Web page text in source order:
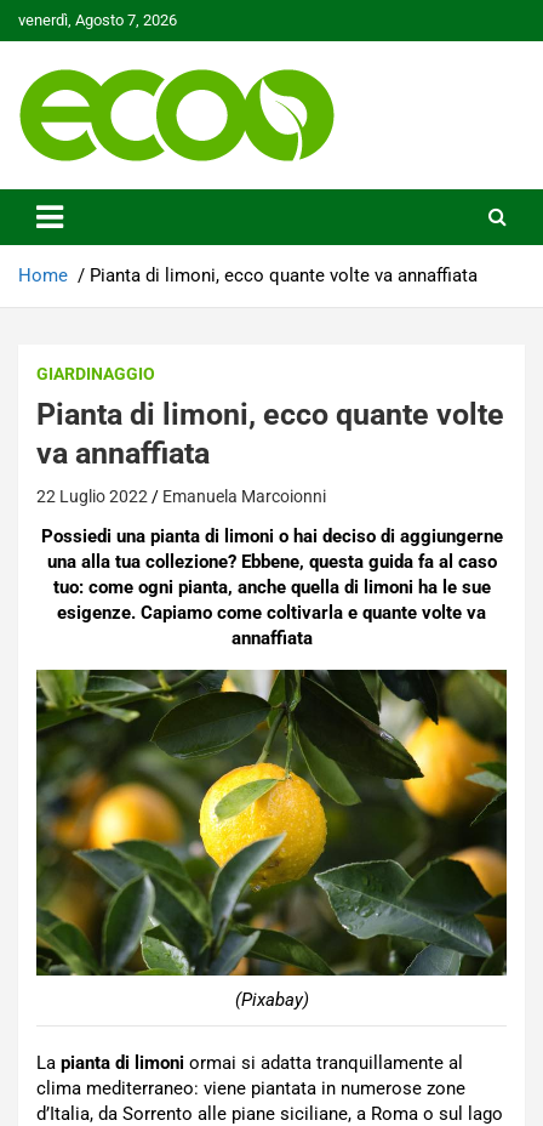
to
venerdì, Agosto 7, 2026
Ecoo.it
Home Pianta di limoni, ecco quante volte va annaffiata
GIARDINAGGIO
Pianta di limoni, ecco quante volte
va annaffiata
22 Luglio 2022 Emanuela Marcoionni
Possiedi una pianta di limoni o hai deciso di aggiungerne
una alla tua collezione? Ebbene, questa guida fa al caso
tuo: come ogni pianta, anche quella di limoni ha le sue
esigenze. Capiamo come coltivarla e quante volte va
annaffiata
(Pixabay)
La pianta di limoni ormai si adatta tranquillamente al
clima mediterraneo: viene piantata in numerose zone
d’Italia, da Sorrento alle piane siciliane, a Roma o sul lago